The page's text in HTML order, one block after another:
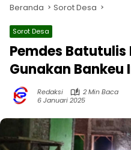
Beranda Sorot Desa
Sorot Desa
Pemdes Batutulis
Gunakan
Redaksi
2 Min Baca
6 Januari 2025